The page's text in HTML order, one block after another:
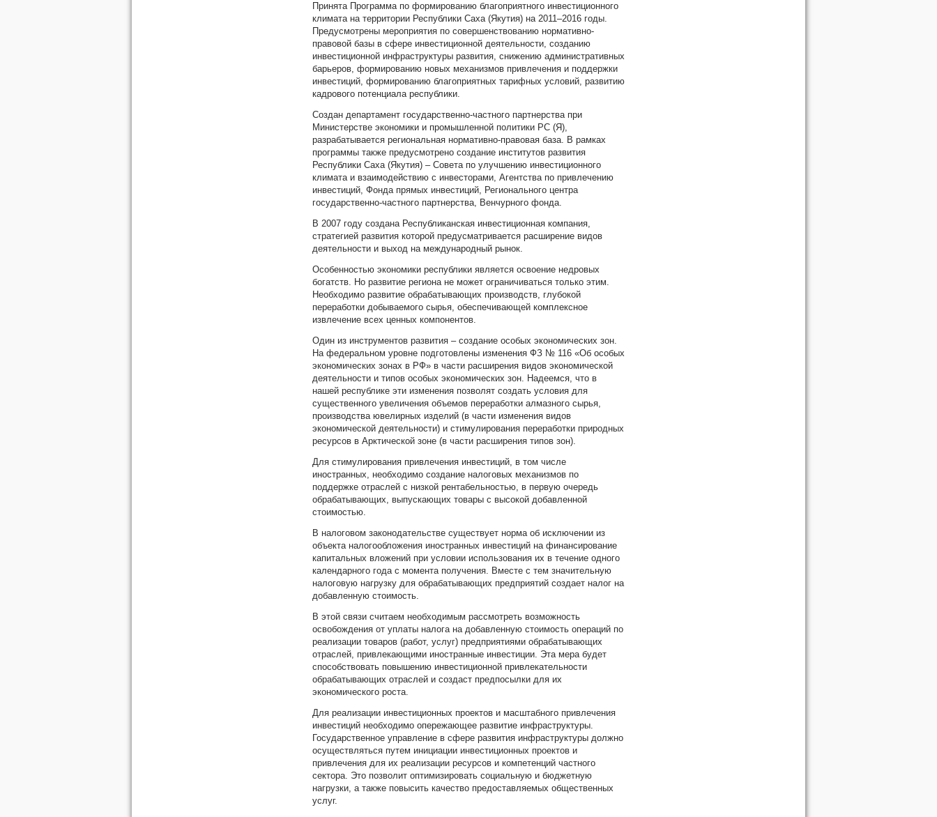
Принята Программа по формированию благоприятного инвестиционного
климата на территории Республики Саха (Якутия) на 2011–2016 годы.
Предусмотрены мероприятия по совершенствованию нормативно-
правовой базы в сфере инвестиционной деятельности, созданию
инвестиционной инфраструктуры развития, снижению административных
барьеров, формированию новых механизмов привлечения и поддержки
инвестиций, формированию благоприятных тарифных условий, развитию
кадрового потенциала республики.
Создан департамент государственно-частного партнерства при
Министерстве экономики и промышленной политики РС (Я),
разрабатывается региональная нормативно-правовая база. В рамках
программы также предусмотрено создание институтов развития
Республики Саха (Якутия) – Совета по улучшению инвестиционного
климата и взаимодействию с инвесторами, Агентства по привлечению
инвестиций, Фонда прямых инвестиций, Регионального центра
государственно-частного партнерства, Венчурного фонда.
В 2007 году создана Республиканская инвестиционная компания,
стратегией развития которой предусматривается расширение видов
деятельности и выход на международный рынок.
Особенностью экономики республики является освоение недровых
богатств. Но развитие региона не может ограничиваться только этим.
Необходимо развитие обрабатывающих производств, глубокой
переработки добываемого сырья, обеспечивающей комплексное
извлечение всех ценных компонентов.
Один из инструментов развития – создание особых экономических зон.
На федеральном уровне подготовлены изменения ФЗ № 116 «Об особых
экономических зонах в РФ» в части расширения видов экономической
деятельности и типов особых экономических зон. Надеемся, что в
нашей республике эти изменения позволят создать условия для
существенного увеличения объемов переработки алмазного сырья,
производства ювелирных изделий (в части изменения видов
экономической деятельности) и стимулирования переработки природных
ресурсов в Арктической зоне (в части расширения типов зон).
Для стимулирования привлечения инвестиций, в том числе
иностранных, необходимо создание налоговых механизмов по
поддержке отраслей с низкой рентабельностью, в первую очередь
обрабатывающих, выпускающих товары с высокой добавленной
стоимостью.
В налоговом законодательстве существует норма об исключении из
объекта налогообложения иностранных инвестиций на финансирование
капитальных вложений при условии использования их в течение одного
календарного года с момента получения. Вместе с тем значительную
налоговую нагрузку для обрабатывающих предприятий создает налог на
добавленную стоимость.
В этой связи считаем необходимым рассмотреть возможность
освобождения от уплаты налога на добавленную стоимость операций по
реализации товаров (работ, услуг) предприятиями обрабатывающих
отраслей, привлекающими иностранные инвестиции. Эта мера будет
способствовать повышению инвестиционной привлекательности
обрабатывающих отраслей и создаст предпосылки для их
экономического роста.
Для реализации инвестиционных проектов и масштабного привлечения
инвестиций необходимо опережающее развитие инфраструктуры.
Государственное управление в сфере развития инфраструктуры должно
осуществляться путем инициации инвестиционных проектов и
привлечения для их реализации ресурсов и компетенций частного
сектора. Это позволит оптимизировать социальную и бюджетную
нагрузки, а также повысить качество предоставляемых общественных
услуг.